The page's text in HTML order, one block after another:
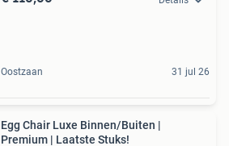
Oostzaan 31 jul 26
Egg Chair Luxe Binnen/Buiten |
Premium | Laatste Stuks!